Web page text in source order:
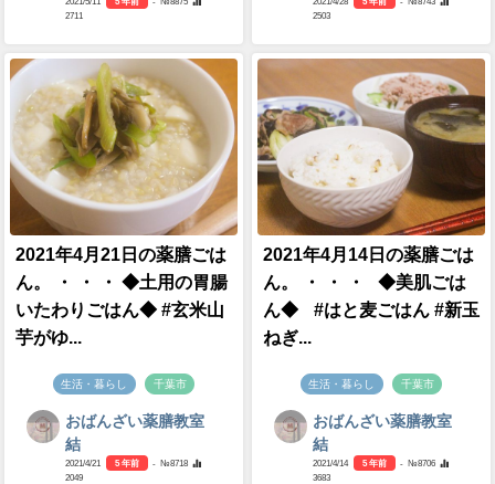
2711
2503
2021年4月21日の薬膳ごは
ん。 ・ ・ ・ ◆土用の胃腸
いたわりごはん◆ #玄米山
芋がゆ...
生活・暮らし 千葉市
おばんざい薬膳教室
結
2021/4/21 5 年前
- №8718
2049
2021年4月14日の薬膳ごは
ん。 ・ ・ ・ ◆美肌ごは
ん◆ #はと麦ごはん #新玉
ねぎ...
生活・暮らし 千葉市
おばんざい薬膳教室
結
2021/4/14 5 年前
- №8706
3683